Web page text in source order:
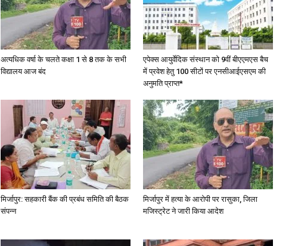
Today
Hindi
News
Paper
अत्यधिक वर्षा के चलते कक्षा 1 से 8 तक के सभी
विद्यालय आज बंद
एपेक्स आयुर्वेदिक संस्थान को 9वीं बीएएमएस बैच
में प्रवेश हेतु 100 सीटों पर एनसीआईएसएम की
अनुमति प्राप्त*
मिर्जापुर: सहकारी बैंक की प्रबंध समिति की बैठक
संपन्न
मिर्जापुर में हत्या के आरोपी पर रासुका, जिला
मजिस्ट्रेट ने जारी किया आदेश